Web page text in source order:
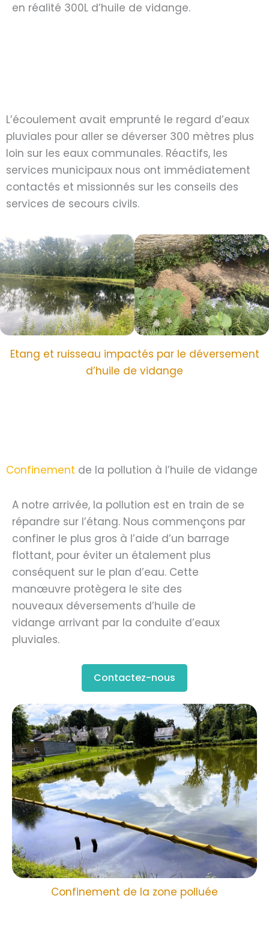
en réalité 300L d’huile de vidange.
L’écoulement avait emprunté le regard d’eaux
pluviales pour aller se déverser 300 mètres plus
loin sur les eaux communales. Réactifs, les
services municipaux nous ont immédiatement
contactés et missionnés sur les conseils des
services de secours civils.
Etang et ruisseau impactés par le déversement
d’huile de vidange
Confinement de la pollution à l’huile de vidange
A notre arrivée, la pollution est en train de se
répandre sur l’étang. Nous commençons par
confiner le plus gros à l’aide d’un barrage
flottant, pour éviter un étalement plus
conséquent sur le plan d’eau. Cette
manœuvre protègera le site des
nouveaux déversements d’huile de
vidange arrivant par la conduite d’eaux
pluviales.
Contactez-nous
Confinement de la zone polluée